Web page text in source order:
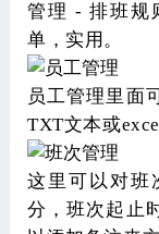
管理 - 排班规
单，实用。
员工管理里面
TXT文本或
这里可以对班
分，班次起止